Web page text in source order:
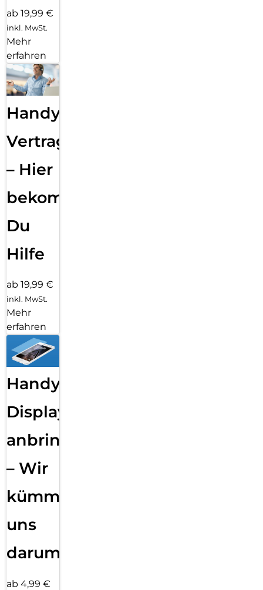
ab 19,99 €
inkl. MwSt.
Mehr
erfahren
Handy
Vertragsabwicklung
– Hier
bekommst
Du
Hilfe
ab 19,99 €
inkl. MwSt.
Mehr
erfahren
Handy
Displayfolie
anbringen
– Wir
kümmern
uns
darum!
ab 4,99 €